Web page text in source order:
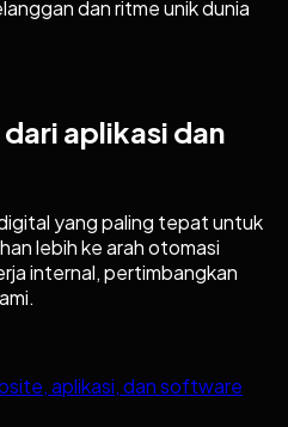
dan ritme unik dunia
aplikasi dan
yang paling tepat untuk
lebih ke arah otomasi
internal, pertimbangkan
aplikasi, dan software